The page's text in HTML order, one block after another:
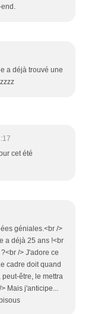
a déjà trouvé une
cet été
géniales.<br />
a déjà 25 ans !<br
/> J'adore ce
cadre doit quand
être, le mettra
Mais j'anticipe...